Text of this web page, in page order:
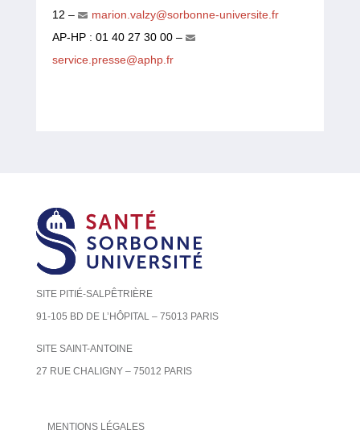
12 –
marion.valzy@sorbonne-universite.fr
AP-HP : 01 40 27 30 00 –
service.presse@aphp.fr
SITE PITIÉ-SALPÊTRIÈRE
91-105 BD DE L’HÔPITAL – 75013 PARIS
SITE SAINT-ANTOINE
27 RUE CHALIGNY – 75012 PARIS
MENTIONS LÉGALES